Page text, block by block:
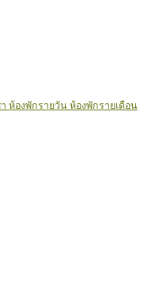
ห้องพักรายวัน ห้องพักรายเดือน